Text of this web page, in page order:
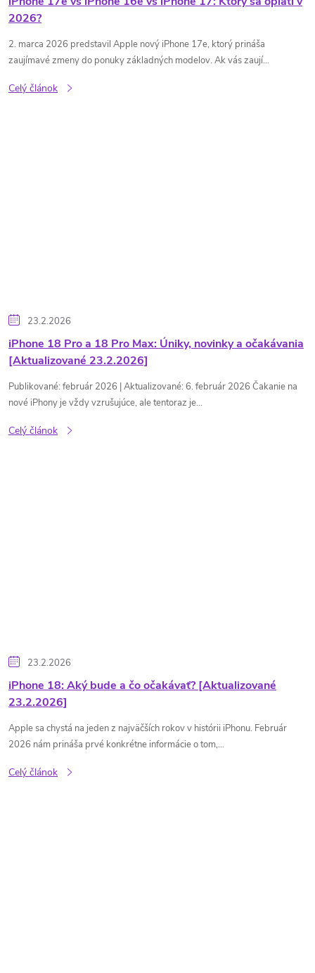
2026?
2. marca 2026 predstavil Apple nový iPhone 17e, ktorý prináša
zaujímavé zmeny do ponuky základných modelov. Ak vás zaují...
Celý článok
23.2.2026
iPhone 18 Pro a 18 Pro Max: Úniky, novinky a očakávania
[Aktualizované 23.2.2026]
Publikované: február 2026 | Aktualizované: 6. február 2026 Čakanie na
nové iPhony je vždy vzrušujúce, ale tentoraz je...
Celý článok
23.2.2026
iPhone 18: Aký bude a čo očakávať? [Aktualizované
23.2.2026]
Apple sa chystá na jeden z najväčších rokov v histórii iPhonu. Február
2026 nám prináša prvé konkrétne informácie o tom,...
Celý článok